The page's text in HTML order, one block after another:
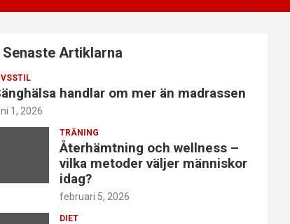
Senaste Artiklarna
handlar om mer än madrassen
1, 2026
TRÄNING
Återhämtning och wellness –
vilka metoder väljer människor
idag?
februari 5, 2026
DIET